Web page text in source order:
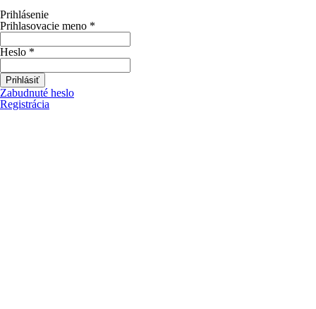
Prihlásenie
Prihlasovacie meno *
Heslo *
Prihlásiť
Zabudnuté heslo
Registrácia